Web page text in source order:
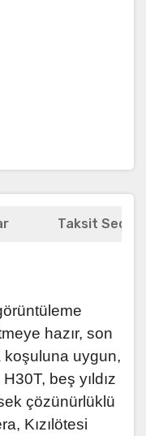
Taksit
hazır, son
koşuluna uygun,
beş yıldız
çözünürlüklü
Kızılötesi